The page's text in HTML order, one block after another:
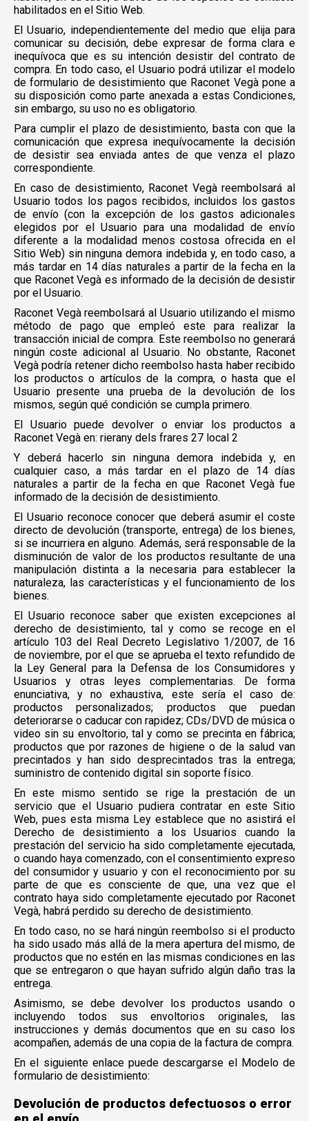
habilitados en el Sitio Web.
El Usuario, independientemente del medio que elija para
comunicar su decisión, debe expresar de forma clara e
inequívoca que es su intención desistir del contrato de
compra. En todo caso, el Usuario podrá utilizar el modelo
de formulario de desistimiento que Raconet Vegà pone a
su disposición como parte anexada a estas Condiciones,
sin embargo, su uso no es obligatorio.
Para cumplir el plazo de desistimiento, basta con que la
comunicación que expresa inequívocamente la decisión
de desistir sea enviada antes de que venza el plazo
correspondiente.
En caso de desistimiento, Raconet Vegà reembolsará al
Usuario todos los pagos recibidos, incluidos los gastos
de envío (con la excepción de los gastos adicionales
elegidos por el Usuario para una modalidad de envío
diferente a la modalidad menos costosa ofrecida en el
Sitio Web) sin ninguna demora indebida y, en todo caso, a
más tardar en 14 días naturales a partir de la fecha en la
que Raconet Vegà es informado de la decisión de desistir
por el Usuario.
Raconet Vegà reembolsará al Usuario utilizando el mismo
método de pago que empleó este para realizar la
transacción inicial de compra. Este reembolso no generará
ningún coste adicional al Usuario. No obstante, Raconet
Vegà podría retener dicho reembolso hasta haber recibido
los productos o artículos de la compra, o hasta que el
Usuario presente una prueba de la devolución de los
mismos, según qué condición se cumpla primero.
El Usuario puede devolver o enviar los productos a
Raconet Vegà en: rierany dels frares 27 local 2
Y deberá hacerlo sin ninguna demora indebida y, en
cualquier caso, a más tardar en el plazo de 14 días
naturales a partir de la fecha en que Raconet Vegà fue
informado de la decisión de desistimiento.
El Usuario reconoce conocer que deberá asumir el coste
directo de devolución (transporte, entrega) de los bienes,
si se incurriera en alguno. Además, será responsable de la
disminución de valor de los productos resultante de una
manipulación distinta a la necesaria para establecer la
naturaleza, las características y el funcionamiento de los
bienes.
El Usuario reconoce saber que existen excepciones al
derecho de desistimiento, tal y como se recoge en el
artículo 103 del Real Decreto Legislativo 1/2007, de 16
de noviembre, por el que se aprueba el texto refundido de
la Ley General para la Defensa de los Consumidores y
Usuarios y otras leyes complementarias. De forma
enunciativa, y no exhaustiva, este sería el caso de:
productos personalizados; productos que puedan
deteriorarse o caducar con rapidez; CDs/DVD de música o
video sin su envoltorio, tal y como se precinta en fábrica;
productos que por razones de higiene o de la salud van
precintados y han sido desprecintados tras la entrega;
suministro de contenido digital sin soporte físico.
En este mismo sentido se rige la prestación de un
servicio que el Usuario pudiera contratar en este Sitio
Web, pues esta misma Ley establece que no asistirá el
Derecho de desistimiento a los Usuarios cuando la
prestación del servicio ha sido completamente ejecutada,
o cuando haya comenzado, con el consentimiento expreso
del consumidor y usuario y con el reconocimiento por su
parte de que es consciente de que, una vez que el
contrato haya sido completamente ejecutado por Raconet
Vegà, habrá perdido su derecho de desistimiento.
En todo caso, no se hará ningún reembolso si el producto
ha sido usado más allá de la mera apertura del mismo, de
productos que no estén en las mismas condiciones en las
que se entregaron o que hayan sufrido algún daño tras la
entrega.
Asimismo, se debe devolver los productos usando o
incluyendo todos sus envoltorios originales, las
instrucciones y demás documentos que en su caso los
acompañen, además de una copia de la factura de compra.
En el siguiente enlace puede descargarse el Modelo de
formulario de desistimiento:
Devolución de productos defectuosos o error